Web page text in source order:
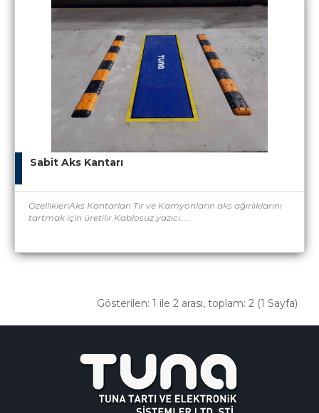
Sabit Aks Kantarı
ÖzellikleriAks Kantarları Tır ve Kamyonların aks ağırlıklarını
tartmak için üretilir.Kablosuz yazıcı.....
Gösterilen: 1 ile 2 arası, toplam: 2 (1 Sayfa)